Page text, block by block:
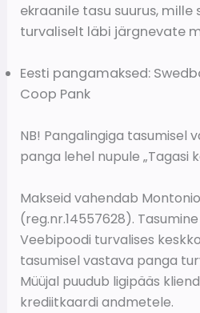
ekraanile tasu suurus,
turvaliselt läbi järgnevate
Eesti pangamaksed:
Coop Pank
NB! Pangalingiga tasumisel
panga lehel nupule „Tagasi
Makseid vahendab
(reg.nr.14557628). Tasu
Veebipoodi turvalises
tasumisel vastava panga
Müüjal puudub ligipääs
krediitkaardi andmetele.